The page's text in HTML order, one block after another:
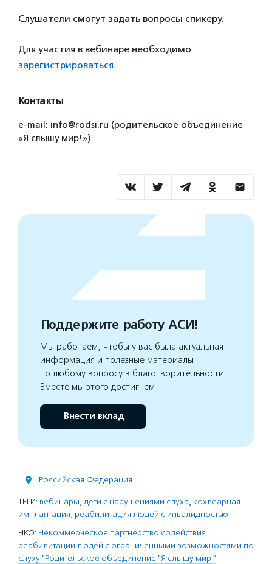
Слушатели смогут задать вопросы спикеру.
Для участия в вебинаре необходимо
зарегистрироваться.
Контакты
e-mail: info@rodsi.ru (родительское объединение
«Я слышу мир!»)
Поддержите работу АСИ!
Мы работаем, чтобы у вас была актуальная
информация и полезные материалы
по любому вопросу в благотворительности.
Вместе мы этого достигнем
Внести вклад
Российская Федерация
ТЕГИ: вебинары, дети с нарушениями слуха, кохлеарная
имплантация, реабилитация людей с инвалидностью
НКО: Некоммерческое партнерство содействия
реабилитации людей с ограниченными возможностями по
слуху "Родительское объединение "Я слышу мир!"